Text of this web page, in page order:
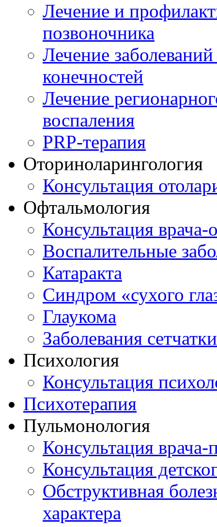
Лечение и
позвоночника
Лечение
конечностей
Лечение
воспаления
PRP-терапия
Оториноларингология
Консультация
Офтальмология
Консультация врача-
Воспалительные
Катаракта
Синдром «сухого
Глаукома
Заболевания сетчатки
Психология
Консультация
Психотерапия
Пульмонология
Консультация врача-
Консультация
Обструктивная
характера